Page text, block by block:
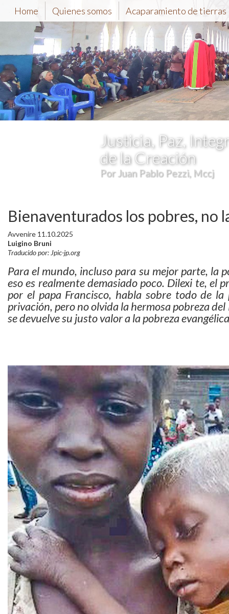
Home Quienes somos Acaparamiento de tierras
Justicia, Paz,
de la Creación
Por Juan Pablo Pezzi, Mccj
Bienaventurados los pobres, no
Avvenire 11.10.2025
Luigino Bruni
Traducido por: Jpic-jp.org
Para el mundo, incluso para su mejor parte, la
eso es realmente demasiado poco. Dilexi te, el
por el papa Francisco, habla sobre todo de
privación, pero no olvida la hermosa pobreza
se devuelve su justo valor a la pobreza